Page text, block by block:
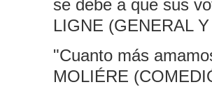
se debe a que sus
LIGNE (GENERAL
"Cuanto más
MOLIÉRE